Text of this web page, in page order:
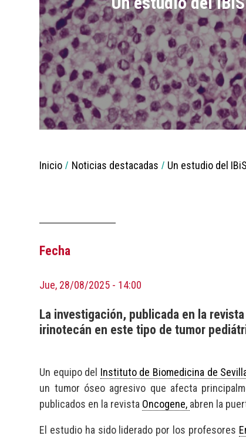
You
Inicio Noticias destacadas Un estudio del
Fecha
Jue, 28/08/2025 - 14:00
La investigación, publicada en la
irinotecán en este tipo de tumor
Un equipo del Instituto de Biomedicina de
un tumor óseo agresivo que afecta
publicados en la revista Oncogene, abren la
El estudio ha sido liderado por los profesores